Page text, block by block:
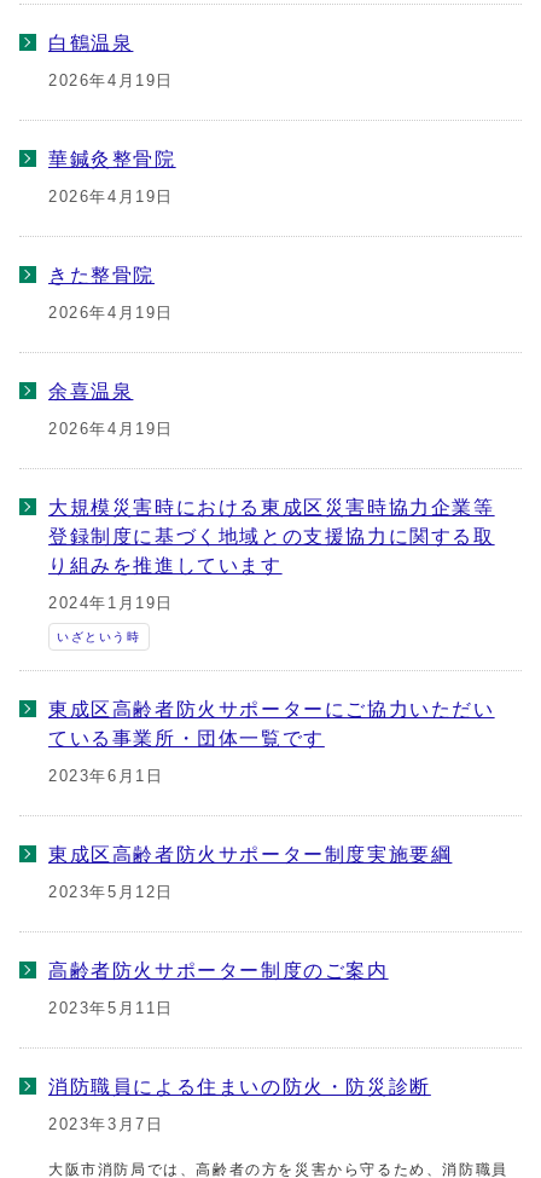
白鶴温泉
2026年4月19日
華鍼灸整骨院
2026年4月19日
きた整骨院
2026年4月19日
余喜温泉
2026年4月19日
大規模災害時における東成区災害時協力企業等
登録制度に基づく地域との支援協力に関する取
り組みを推進しています
2024年1月19日
いざという時
東成区高齢者防火サポーターにご協力いただい
ている事業所・団体一覧です
2023年6月1日
東成区高齢者防火サポーター制度実施要綱
2023年5月12日
高齢者防火サポーター制度のご案内
2023年5月11日
消防職員による住まいの防火・防災診断
2023年3月7日
大阪市消防局では、高齢者の方を災害から守るため、消防職員